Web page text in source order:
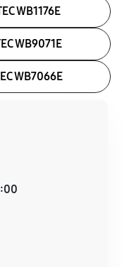
WB1176E
WB9071E
WB7066E